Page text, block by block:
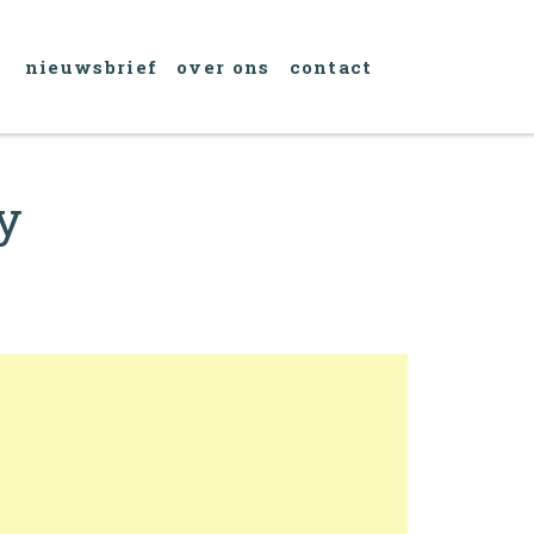
nieuwsbrief over ons contact